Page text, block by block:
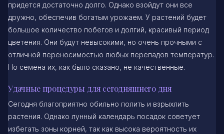
придется достаточно долго. Однако взойдут они все
дружно, обеспечив богатым урожаем. У растений будет
большое количество побегов и долгий, красивый период
цветения. Они будут невысокими, но очень прочными с
отличной переносимостью любых перепадов температур.
Но семена их, как было сказано, не качественные.
Удачные процедуры для сегодняшнего дня
Сегодня благоприятно обильно полить и взрыхлить
растения. Однако лунный календарь посадок советует
избегать зоны корней, так как высока вероятность их